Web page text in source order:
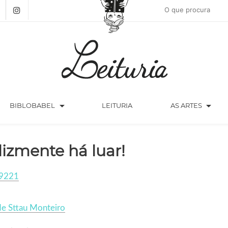
BIBLOBABEL arrow_drop_down LEITURIA AS ARTES arrow_drop_down
há luar!
Sttau Monteiro